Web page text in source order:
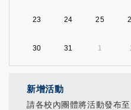
23 24 25
30 31 1
新增活動
請各校內團體將活動發布至